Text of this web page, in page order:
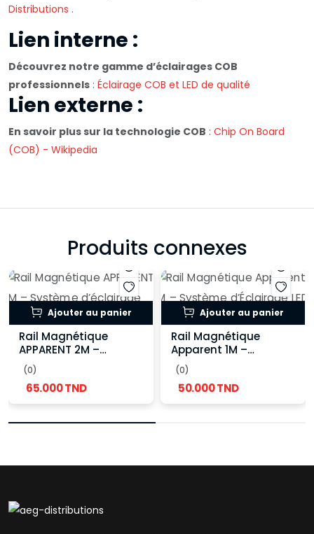
Distributions .
Lien interne :
Découvrez notre gamme d’éclairages COB
professionnels : Éclairage COB et LED de qualité
Lien externe :
En savoir plus sur la technologie COB : Chip On Board
(COB) - Wikipedia
Produits connexes
Ajouter au panier
Rail Magnétique
APPARENT 2M –
Système d’éclairage
LED design 48V
(0)
65.000 TND
Ajouter au panier
Rail Magnétique
Apparent 1M –
Système d’Éclairage
LED Moderne et
Modulable
(0)
50.000 TND